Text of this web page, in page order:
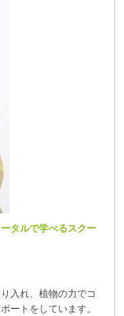
タルで学べるスクー
入れ、植物の力でコ
ートをしています。